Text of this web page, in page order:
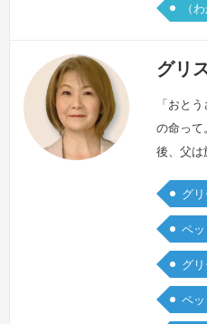
（
グリ
「おと
の命って
後、父は
別れを感
族の姿
は、そ
な悲嘆の
れます
にする
グ
ペ
グ
ペ